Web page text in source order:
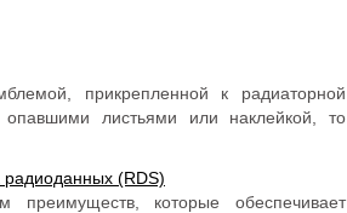
прикрепленной к радиаторной
листьями или наклейкой, то
(RDS)
преимуществ, которые обеспечивает